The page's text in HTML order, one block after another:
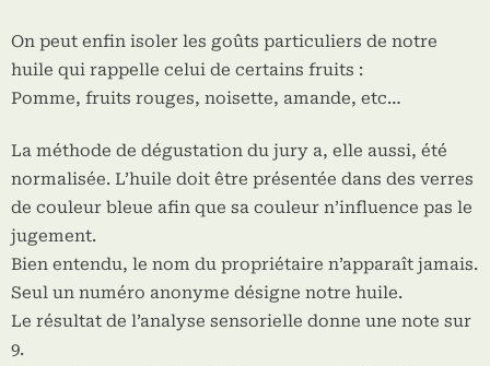
On peut enfin isoler les goûts particuliers de notre
huile qui rappelle celui de certains fruits :
Pomme, fruits rouges, noisette, amande, etc…
La méthode de dégustation du jury a, elle aussi, été
normalisée. L’huile doit être présentée dans des verres
de couleur bleue afin que sa couleur n’influence pas le
jugement.
Bien entendu, le nom du propriétaire n’apparaît jamais.
Seul un numéro anonyme désigne notre huile.
Le résultat de l’analyse sensorielle donne une note sur
9.